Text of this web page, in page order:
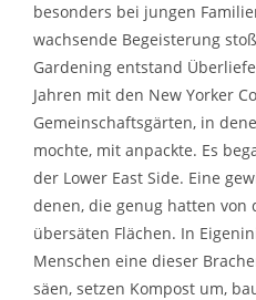
besonders bei jungen
wachsende Begeisterung
Gardening entstand
Jahren mit den New Yorker
Gemeinschaftsgärten, in
mochte, mit anpackte. Es
der Lower East Side. Eine
denen, die genug hatten
übersäten Flächen. In
Menschen eine dieser
säen, setzen Kompost um,